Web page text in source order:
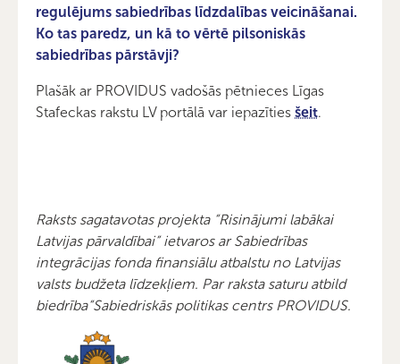
regulējums sabiedrības līdzdalības veicināšanai.
Ko tas paredz, un kā to vērtē pilsoniskās
sabiedrības pārstāvji?
Plašāk ar PROVIDUS vadošās pētnieces Līgas
Stafeckas rakstu LV portālā var iepazīties šeit.
Raksts sagatavotas projekta “Risinājumi labākai
Latvijas pārvaldībai” ietvaros ar Sabiedrības
integrācijas fonda finansiālu atbalstu no Latvijas
valsts budžeta līdzekļiem. Par raksta saturu atbild
biedrība“Sabiedriskās politikas centrs PROVIDUS.